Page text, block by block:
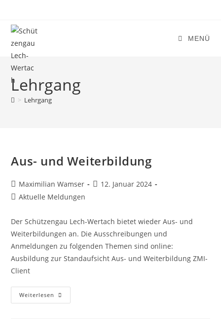
springen
MENÜ
Lehrgang
> Lehrgang
Aus- und Weiterbildung
Beitrags-
Autor:
Maximilian Wamser
Beitrag
12. Januar 2024
Beitrags-
Aktuelle Meldungen
Der Schützengau Lech-Wertach bietet wieder Aus- und
Weiterbildungen an. Die Ausschreibungen und
Anmeldungen zu folgenden Themen sind online:
Ausbildung zur Standaufsicht Aus- und Weiterbildung ZMI-
Client
Weiterlesen Aus-
Und